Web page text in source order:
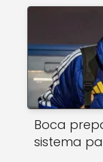
Boca
sistema